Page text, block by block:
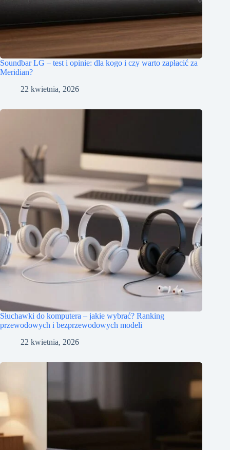
Soundbar LG – test i opinie: dla kogo i czy warto zapłacić za
Meridian?
22 kwietnia, 2026
Słuchawki do komputera – jakie wybrać? Ranking
przewodowych i bezprzewodowych modeli
22 kwietnia, 2026